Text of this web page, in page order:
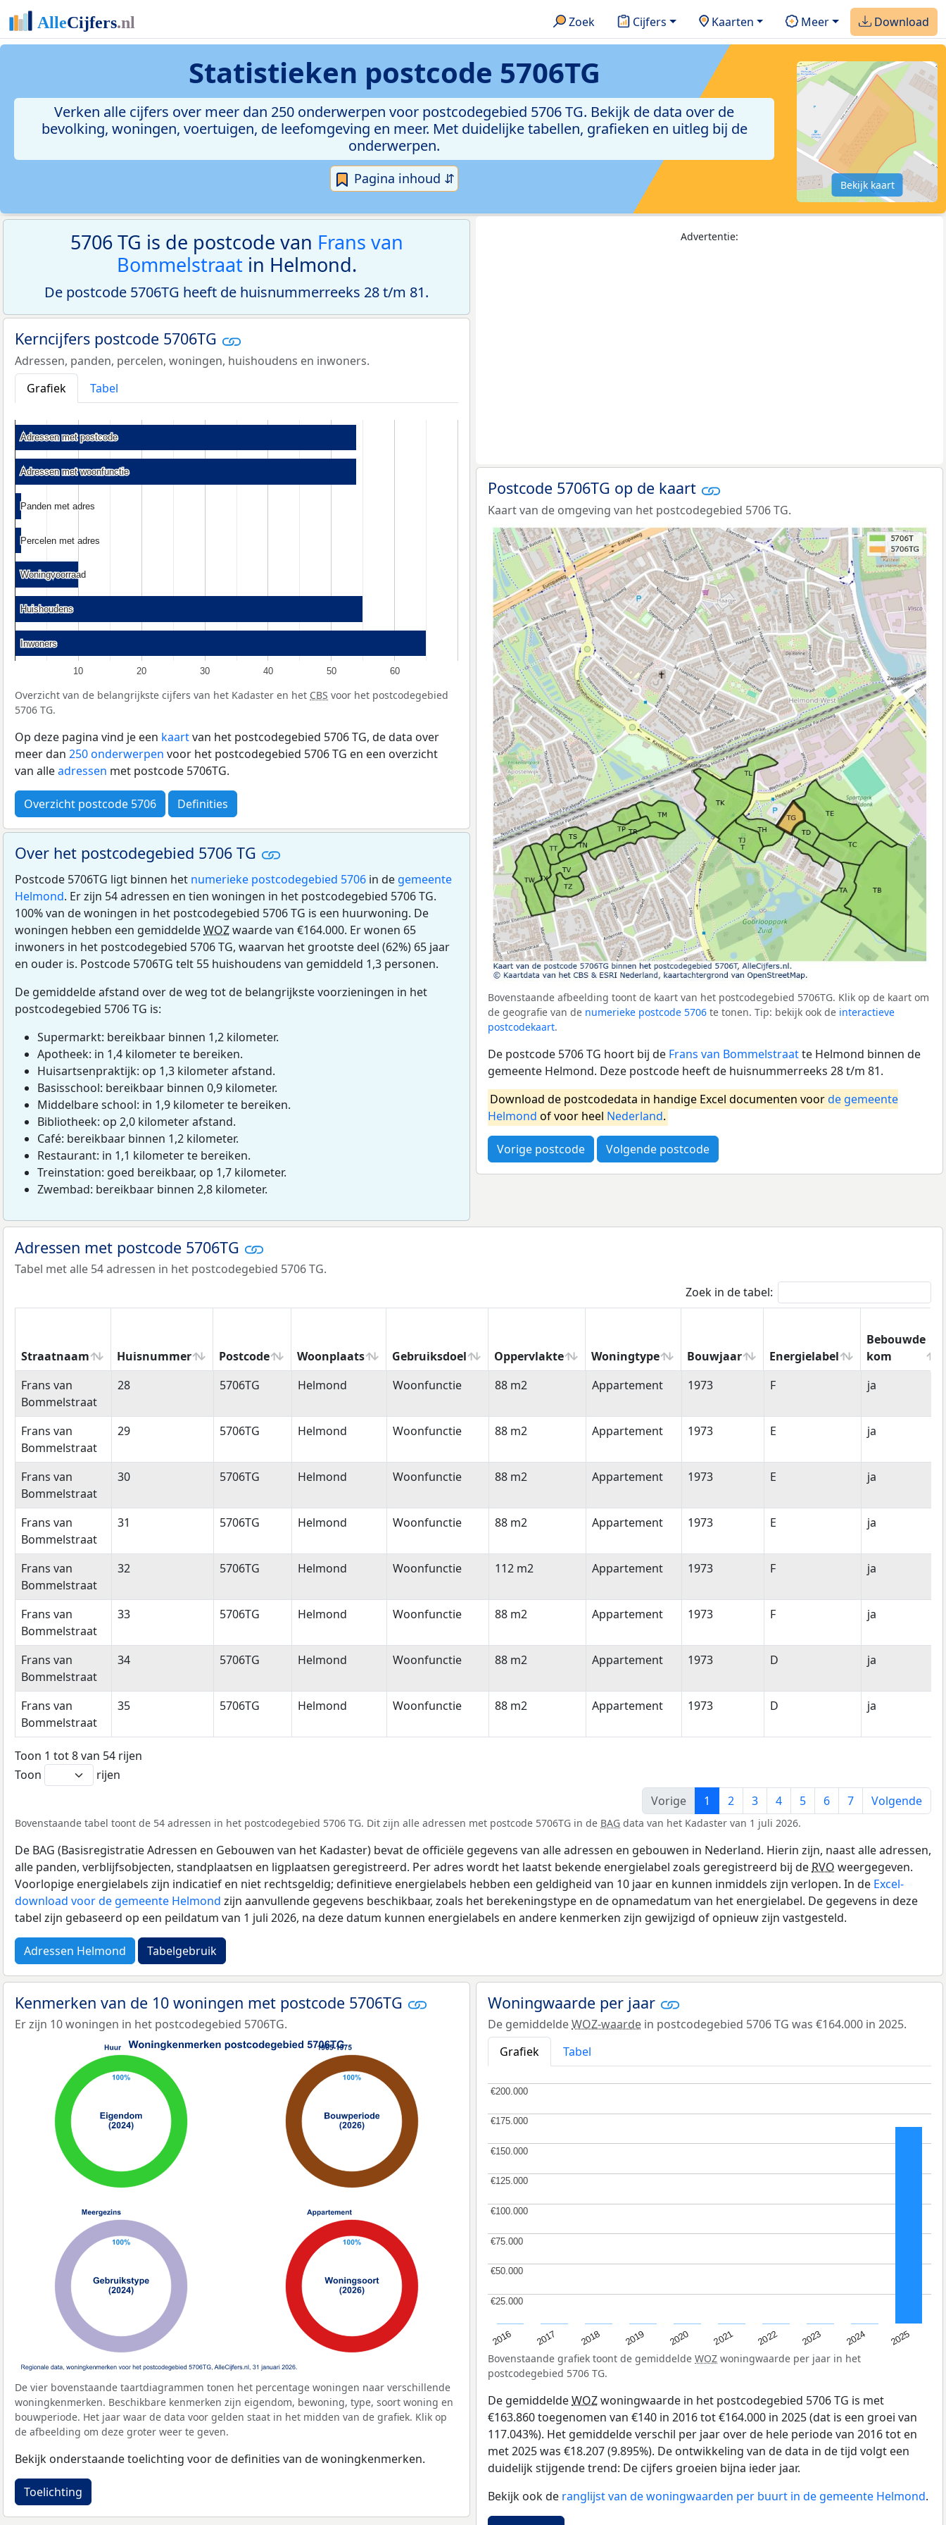
Zoek Cijfers Kaarten Meer Download
Statistieken postcode 5706TG
Verken alle cijfers over meer dan 250 onderwerpen voor postcodegebied 5706 TG. Bekijk de data over de
bevolking, woningen, voertuigen, de leefomgeving en meer. Met duidelijke tabellen, grafieken en uitleg bij de
onderwerpen.
Pagina inhoud ⇵ Bekijk kaart
5706 TG is de postcode van Frans van
Bommelstraatin Helmond.
De postcode 5706TG heeft de huisnummerreeks 28 t/m 81.
Kerncijfers postcode 5706TG
Adressen, panden, percelen, woningen, huishoudens en inwoners.
Grafiek
Tabel
10 20 30 40 50 60
Adressen met postcode
Adressen met postcode
Adressen met woonfunctie
Adressen met woonfunctie
Panden met adres
Panden met adres
Percelen met adres
Percelen met adres
Woningvoorraad
Woningvoorraad
Huishoudens
Huishoudens
Inwoners
Inwoners
Overzicht van de belangrijkste cijfers van het Kadaster en het CBS voor het postcodegebied
5706 TG.
Op deze pagina vind je een kaartvan het postcodegebied 5706 TG, de data over
meer dan 250 onderwerpen voor het postcodegebied 5706 TG en een overzicht
van alleadressen met postcode 5706TG.
Overzicht postcode 5706 Definities
Over het postcodegebied 5706 TG
Postcode 5706TG ligt binnen het numerieke postcodegebied 5706 in de gemeente
Helmond. Er zijn 54 adressen en tien woningen in het postcodegebied 5706 TG.
100% van de woningen in het postcodegebied 5706 TG is een huurwoning. De
woningen hebben een gemiddeldeWOZwaarde van €164.000. Er wonen 65
inwoners in het postcodegebied 5706 TG, waarvan het grootste deel (62%) 65 jaar
en ouder is. Postcode 5706TG telt 55 huishoudens van gemiddeld 1,3 personen.
De gemiddelde afstand over de weg tot de belangrijkste voorzieningen in het
postcodegebied 5706 TG is:
Supermarkt: bereikbaar binnen 1,2 kilometer.
Apotheek: in 1,4 kilometer te bereiken.
Huisartsenpraktijk: op 1,3 kilometer afstand.
Basisschool: bereikbaar binnen 0,9 kilometer.
Middelbare school: in 1,9 kilometer te bereiken.
Bibliotheek: op 2,0 kilometer afstand.
Café: bereikbaar binnen 1,2 kilometer.
Restaurant: in 1,1 kilometer te bereiken.
Treinstation: goed bereikbaar, op 1,7 kilometer.
Zwembad: bereikbaar binnen 2,8 kilometer.
Advertentie:
Postcode 5706TG op de kaart
Kaart van de omgeving van het postcodegebied 5706 TG.
Bovenstaande afbeelding toont de kaart van het postcodegebied 5706TG. Klik op de kaart om
de geografie van de numerieke postcode 5706 te tonen. Tip: bekijk ook de interactieve
postcodekaart.
De postcode 5706 TG hoort bij de Frans van Bommelstraatte Helmond binnen de
gemeente Helmond. Deze postcode heeft de huisnummerreeks 28 t/m 81.
Download de postcodedata in handige Excel documenten voorde gemeente
Helmond of voor heel Nederland.
Vorige postcode Volgende postcode
Adressen met postcode 5706TG
Tabel met alle 54 adressen in het postcodegebied 5706 TG.
Zoek in de tabel:
Straatnaam Huisnummer Postcode Woonplaats Gebruiksdoel Oppervlakte Woningtype Bouwjaar Energielabel
Bebouwde
kom
Straatnaam
Huisnummer Postcode Woonplaats Gebruiksdoel Oppervlakte Woningtype Bouwjaar Energielabel
Bebouwde
kom
Frans van
Bommelstraat
28 5706TG Helmond Woonfunctie 88 m2 Appartement 1973 F ja
Frans van
Bommelstraat
29 5706TG Helmond Woonfunctie 88 m2 Appartement 1973 E ja
Frans van
Bommelstraat
30 5706TG Helmond Woonfunctie 88 m2 Appartement 1973 E ja
Frans van
Bommelstraat
31 5706TG Helmond Woonfunctie 88 m2 Appartement 1973 E ja
Frans van
Bommelstraat
32 5706TG Helmond Woonfunctie 112 m2 Appartement 1973 F ja
Frans van
Bommelstraat
33 5706TG Helmond Woonfunctie 88 m2 Appartement 1973 F ja
Frans van
Bommelstraat
34 5706TG Helmond Woonfunctie 88 m2 Appartement 1973 D ja
Frans van
Bommelstraat
35 5706TG Helmond Woonfunctie 88 m2 Appartement 1973 D ja
Toon 1 tot 8 van 54 rijen
Toon
rijen
Vorige
1 2 3 4 5 6 7 Volgende
Bovenstaande tabel toont de 54 adressen in het postcodegebied 5706 TG. Dit zijn alle adressen met postcode 5706TG in de BAG data van het Kadaster van 1 juli 2026.
De BAG (Basisregistratie Adressen en Gebouwen van het Kadaster) bevat de officiële gegevens van alle adressen en gebouwen in Nederland. Hierin zijn, naast alle adressen,
alle panden, verblijfsobjecten, standplaatsen en ligplaatsen geregistreerd. Per adres wordt het laatst bekende energielabel zoals geregistreerd bij de RVO weergegeven.
Voorlopige energielabels zijn indicatief en niet rechtsgeldig; definitieve energielabels hebben een geldigheid van 10 jaar en kunnen inmiddels zijn verlopen. In de Excel-
download voor de gemeente Helmond zijn aanvullende gegevens beschikbaar, zoals het berekeningstype en de opnamedatum van het energielabel. De gegevens in deze
tabel zijn gebaseerd op een peildatum van 1 juli 2026, na deze datum kunnen energielabels en andere kenmerken zijn gewijzigd of opnieuw zijn vastgesteld.
Adressen Helmond Tabelgebruik
Kenmerken van de 10 woningen met postcode 5706TG
Er zijn 10 woningen in het postcodegebied 5706TG.
De vier bovenstaande taartdiagrammen tonen het percentage woningen naar verschillende
woningkenmerken. Beschikbare kenmerken zijn eigendom, bewoning, type, soort woning en
bouwperiode. Het jaar waar de data voor gelden staat in het midden van de grafiek. Klik op
de afbeelding om deze groter weer te geven.
Bekijk onderstaande toelichting voor de definities van de woningkenmerken.
Toelichting
Woningwaarde per jaar
De gemiddeldeWOZ-waarde in postcodegebied 5706 TG was €164.000 in 2025.
Grafiek
Tabel
2016 2017 2018 2019 2020 2021 2022 2023 2024 2025
€25.000
€25.000
€50.000
€50.000
€75.000
€75.000
€100.000
€100.000
€125.000
€125.000
€150.000
€150.000
€175.000
€175.000
€200.000
€200.000
Bovenstaande grafiek toont de gemiddelde WOZ woningwaarde per jaar in het
postcodegebied 5706 TG.
De gemiddeldeWOZwoningwaarde in het postcodegebied 5706 TG is met
€163.860 toegenomen van €140 in 2016 tot €164.000 in 2025 (dat is een groei van
117.043%). Het gemiddelde verschil per jaar over de hele periode van 2016 tot en
met 2025 was €18.207 (9.895%). De ontwikkeling van de data in de tijd volgt een
duidelijk stijgende trend: De cijfers groeien bijna ieder jaar.
Bekijk ook de ranglijst van de woningwaarden per buurt in de gemeente Helmond.